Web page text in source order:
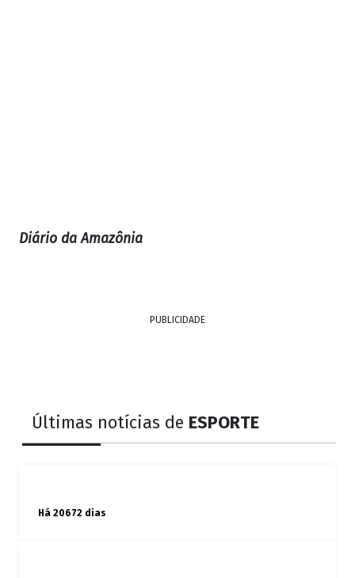
Diário da Amazônia
PUBLICIDADE
Últimas notícias de ESPORTE
Há 20672 dias